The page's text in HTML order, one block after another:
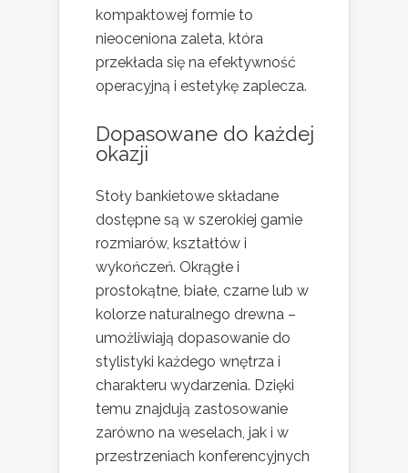
kompaktowej formie to
nieoceniona zaleta, która
przekłada się na efektywność
operacyjną i estetykę zaplecza.
Dopasowane do każdej
okazji
Stoły bankietowe składane
dostępne są w szerokiej gamie
rozmiarów, kształtów i
wykończeń. Okrągłe i
prostokątne, białe, czarne lub w
kolorze naturalnego drewna –
umożliwiają dopasowanie do
stylistyki każdego wnętrza i
charakteru wydarzenia. Dzięki
temu znajdują zastosowanie
zarówno na weselach, jak i w
przestrzeniach konferencyjnych